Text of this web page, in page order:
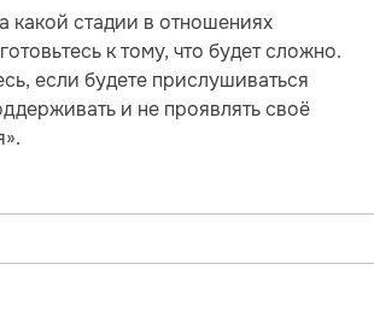
какой стадии в отношениях
к тому, что будет сложно.
если будете прислушиваться
и не проявлять своё